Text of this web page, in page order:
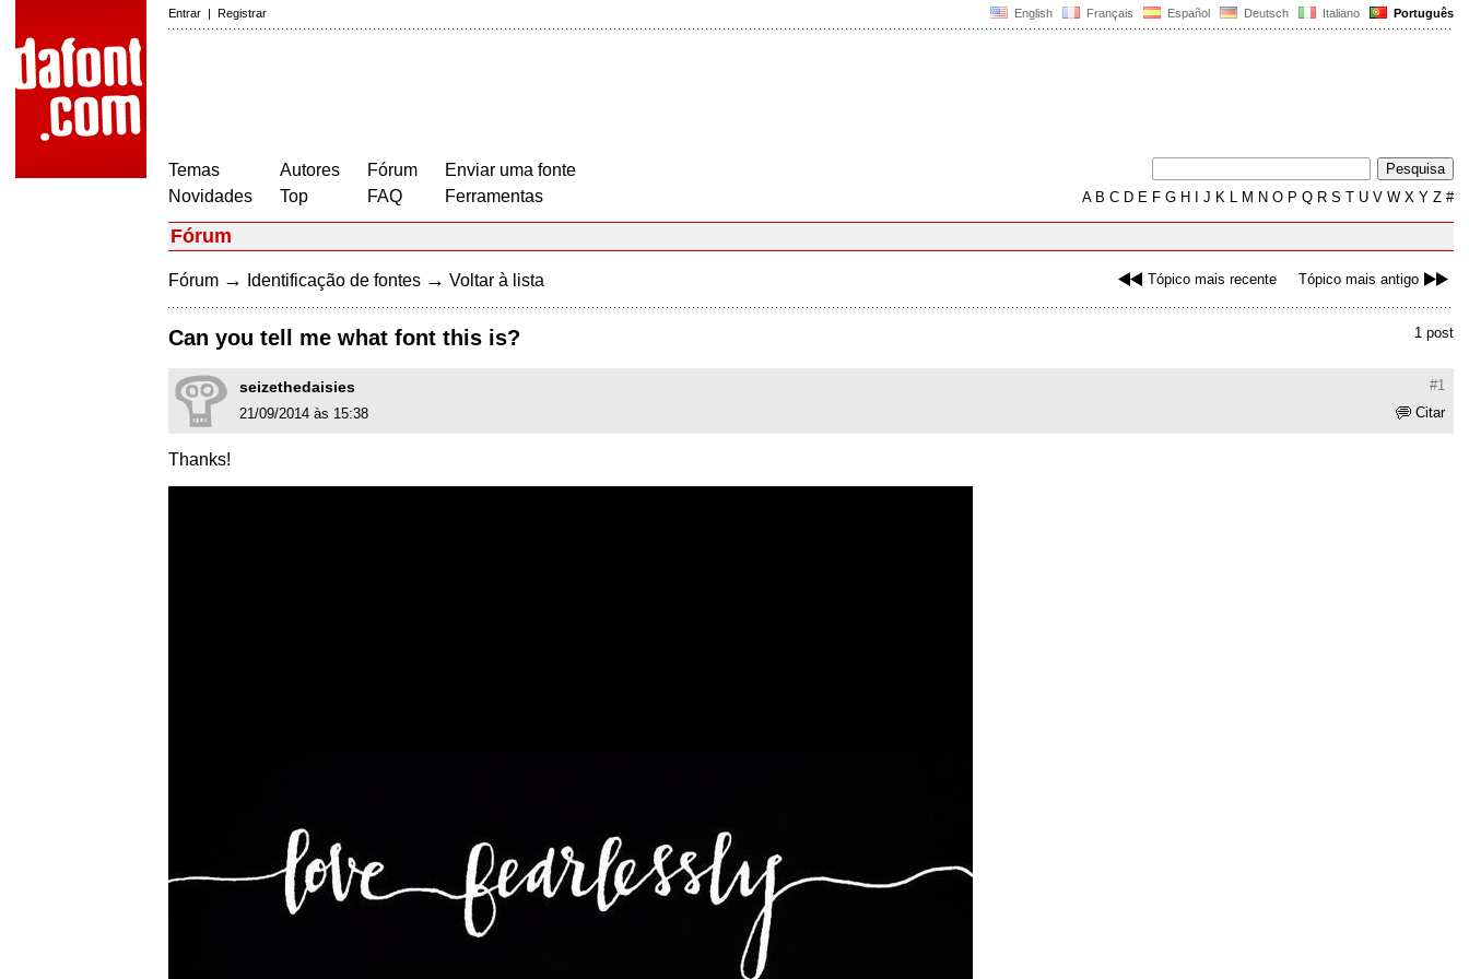
English Français Español Deutsch Italiano Português
Entrar | Registrar
Temas
Novidades
Autores
Top
Fórum
FAQ
Enviar uma fonte
Ferramentas
AB C D E F G H J K L M N O P Q R S T U V W X Y Z #
Fórum
Tópico mais recente Tópico mais antigo
Fórum → Identificação de fontes → Voltar à lista
1 post
Can you tell me what font this is?
#1
seizethedaisies
Citar
21/09/2014 às 15:38
Thanks!